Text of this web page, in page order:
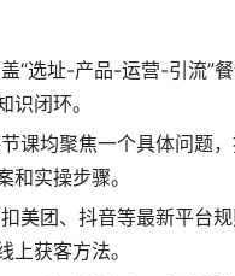
盖“选址-产品-运营-引流”
识闭环。
节课均聚焦一个具体问题
和实操步骤。
扣美团、抖音等最新平台规
上获客方法。